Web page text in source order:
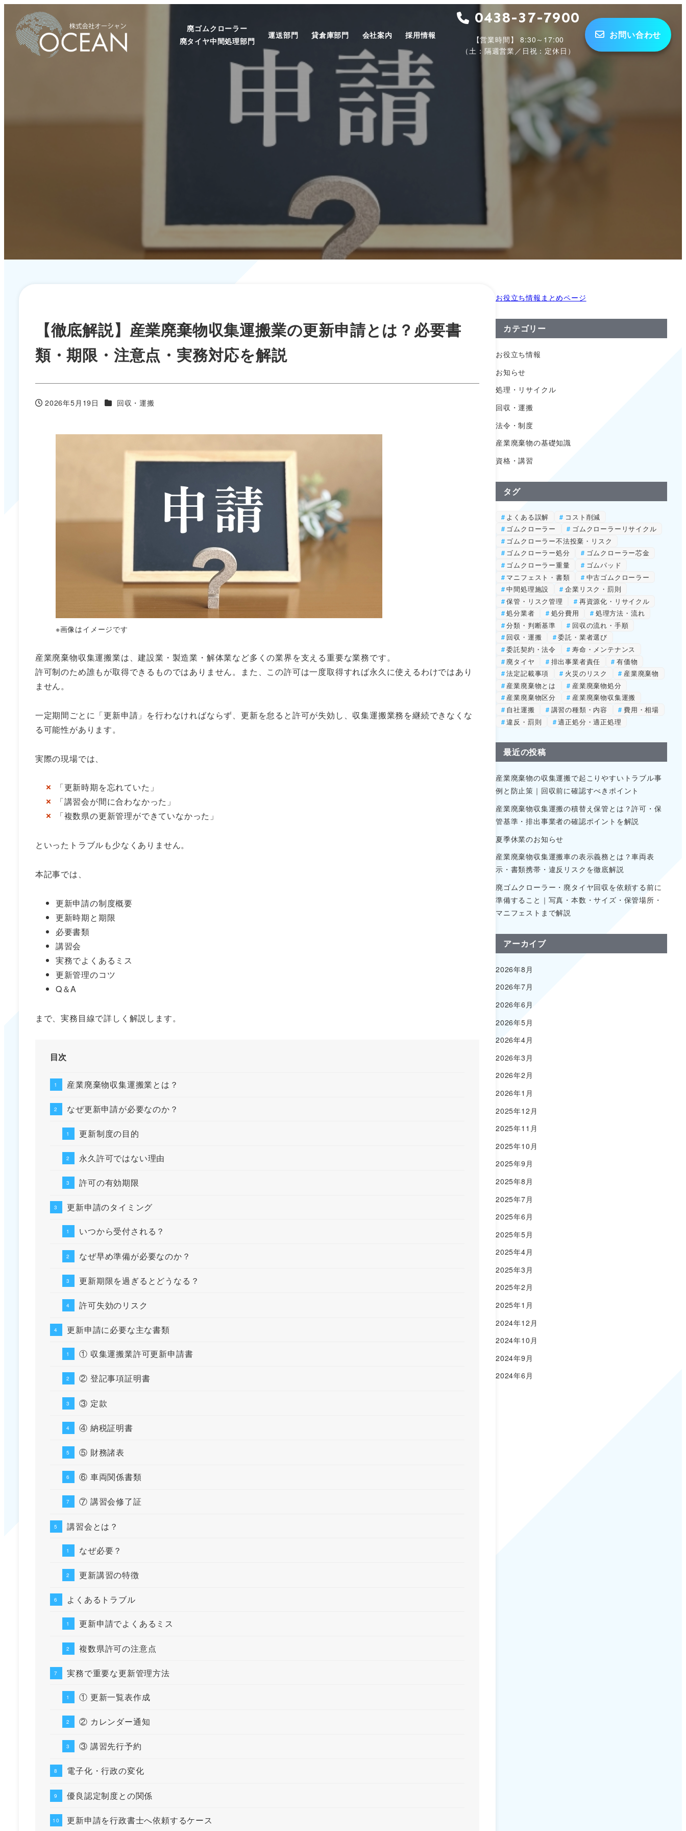
廃ゴムクローラー
廃タイヤ中間処理部門
運送部門 貸倉庫部門 会社案内 採用情報
0438-37-7900
【営業時間】 8:30～17:00
（土：隔週営業／日祝：定休日）
お問い合わせ
【徹底解説】産業廃棄物収集運搬業の更新申請とは？必要書
類・期限・注意点・実務対応を解説
投稿日
2026年5月19日 カテゴリー
回収・運搬
※画像はイメージです
産業廃棄物収集運搬業は、建設業・製造業・解体業など多くの業界を支える重要な業務です。
許可制のため誰もが取得できるものではありません。また、この許可は一度取得すれば永久に使えるわけではあり
ません。
一定期間ごとに「更新申請」を行わなければならず、更新を怠ると許可が失効し、収集運搬業務を継続できなくな
る可能性があります。
実際の現場では、
「更新時期を忘れていた」
「講習会が間に合わなかった」
「複数県の更新管理ができていなかった」
といったトラブルも少なくありません。
本記事では、
更新申請の制度概要
更新時期と期限
必要書類
講習会
実務でよくあるミス
更新管理のコツ
Q＆A
まで、実務目線で詳しく解説します。
目次
産業廃棄物収集運搬業とは？
なぜ更新申請が必要なのか？
更新制度の目的
永久許可ではない理由
許可の有効期限
更新申請のタイミング
いつから受付される？
なぜ早め準備が必要なのか？
更新期限を過ぎるとどうなる？
許可失効のリスク
更新申請に必要な主な書類
① 収集運搬業許可更新申請書
② 登記事項証明書
③ 定款
④ 納税証明書
⑤ 財務諸表
⑥ 車両関係書類
⑦ 講習会修了証
講習会とは？
なぜ必要？
更新講習の特徴
よくあるトラブル
更新申請でよくあるミス
複数県許可の注意点
実務で重要な更新管理方法
① 更新一覧表作成
② カレンダー通知
③ 講習先行予約
電子化・行政の変化
優良認定制度との関係
更新申請を行政書士へ依頼するケース
お役立ち情報まとめページ
カテゴリー
お役立ち情報
お知らせ
処理・リサイクル
回収・運搬
法令・制度
産業廃棄物の基礎知識
資格・講習
タグ
よくある誤解
コスト削減
ゴムクローラー
ゴムクローラーリサイクル
ゴムクローラー不法投棄・リスク
ゴムクローラー処分
ゴムクローラー芯金
ゴムクローラー重量
ゴムパッド
マニフェスト・書類
中古ゴムクローラー
中間処理施設
企業リスク・罰則
保管・リスク管理
再資源化・リサイクル
処分業者
処分費用
処理方法・流れ
分類・判断基準
回収の流れ・手順
回収・運搬
委託・業者選び
委託契約・法令
寿命・メンテナンス
廃タイヤ
排出事業者責任
有価物
法定記載事項
火災のリスク
産業廃棄物
産業廃棄物とは
産業廃棄物処分
産業廃棄物区分
産業廃棄物収集運搬
自社運搬
講習の種類・内容
費用・相場
違反・罰則
適正処分・適正処理
最近の投稿
産業廃棄物の収集運搬で起こりやすいトラブル事
例と防止策｜回収前に確認すべきポイント
産業廃棄物収集運搬の積替え保管とは？許可・保
管基準・排出事業者の確認ポイントを解説
夏季休業のお知らせ
産業廃棄物収集運搬車の表示義務とは？車両表
示・書類携帯・違反リスクを徹底解説
廃ゴムクローラー・廃タイヤ回収を依頼する前に
準備すること｜写真・本数・サイズ・保管場所・
マニフェストまで解説
アーカイブ
2026年8月
2026年7月
2026年6月
2026年5月
2026年4月
2026年3月
2026年2月
2026年1月
2025年12月
2025年11月
2025年10月
2025年9月
2025年8月
2025年7月
2025年6月
2025年5月
2025年4月
2025年3月
2025年2月
2025年1月
2024年12月
2024年10月
2024年9月
2024年6月